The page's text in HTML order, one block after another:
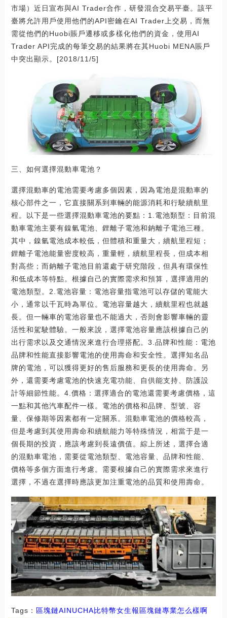
市場）近日宣布與AI Trader合作，研發混合交易平臺。該平
臺將允許用戶使用他們的API密鑰在AI Trader上交易，而無
需從他們的Huobi賬戶遷移或多樣化他們的資金，使用AI
Trader API完成的每筆交易的結果將在其Huobi MENA賬戶
中突出顯示。[2018/11/5]
三、如何選擇混動車電池？
選擇混動車的電池需要考慮多個因素，因為電池是混動車的
核心部件之一，它直接關系到車輛的能源消耗和行駛續航里
程。以下是一些選擇混動車電池的要點：1.電池類型：目前混
動車電池主要有鎳氫電池、鋰離子電池和鈉離子電池三種。
其中，鎳氫電池成本較低，但體積和重量大，續航里程短；
鋰離子電池能量密度較高，重量輕，續航里程長，但成本相
對高些；而鈉離子電池目前還處于研究階段，但具有環保性
和低成本等特點。根據自己的實際需求和預算，選擇適用的
電池類型。2.電池容量：電池容量指電池可以存儲的電能大
小，通常以千瓦時為單位。電池容量越大，續航里程也就越
長。但一輛車的電池容量也不能過大，否則會影響車輛的靈
活性和駕駛體驗。一般來說，選擇電池容量應該根據自己的
出行需求以及交通情況來進行合理搭配。3.品牌和性能：電池
品牌和性能直接影響電池的使用壽命和安全性。選擇知名品
牌的電池，可以獲得更好的售后服務和更長的使用壽命。另
外，還需要考慮電池的快速充電功能、自供能支持、防護設
計等細節性能。4.價格：選擇適合的電池還需要考慮價格，這
一點和其他汽車配件一樣。電池的價格和品牌、型號、容
量、保修期等因素都有一定關系。混動車電池的價格較高，
但是考慮到其使用壽命和續航能力等特殊情況，相當于是一
個長期的投資，應該考慮到長遠價值。綜上所述，選擇合適
的混動車電池，需要從電池類型、電池容量、品牌和性能、
價格等多個方面進行考慮。需要根據自己的實際需求來進行
選擇，不過在選擇時應該更加注重電池的品質和使用壽命。
Tags： 區塊鏈AINUCHA比特幣女生報區塊鏈專業怎么樣啊